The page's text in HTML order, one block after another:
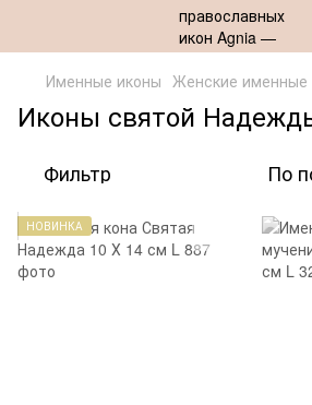
Именные иконы Женские именные
Иконы святой
Фильтр По
НОВИНКА